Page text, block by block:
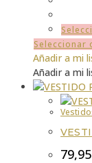
Seleccionar
Añadir a mi
Añadir a mi
79,95